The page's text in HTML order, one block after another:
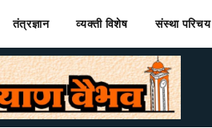
तंत्रज्ञान व्यक्ती विशेष संस्था परिचय